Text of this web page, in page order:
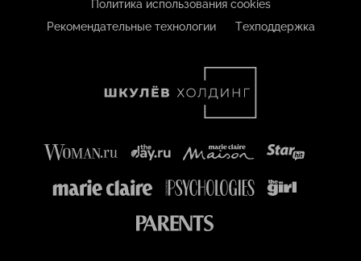
Политика использования cookies
Рекомендательные технологии
Техподдержка